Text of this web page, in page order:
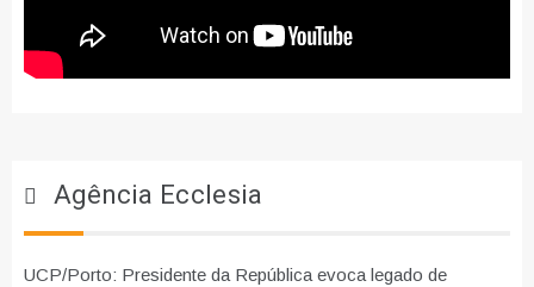
Agência Ecclesia
UCP/Porto: Presidente da República evoca legado de